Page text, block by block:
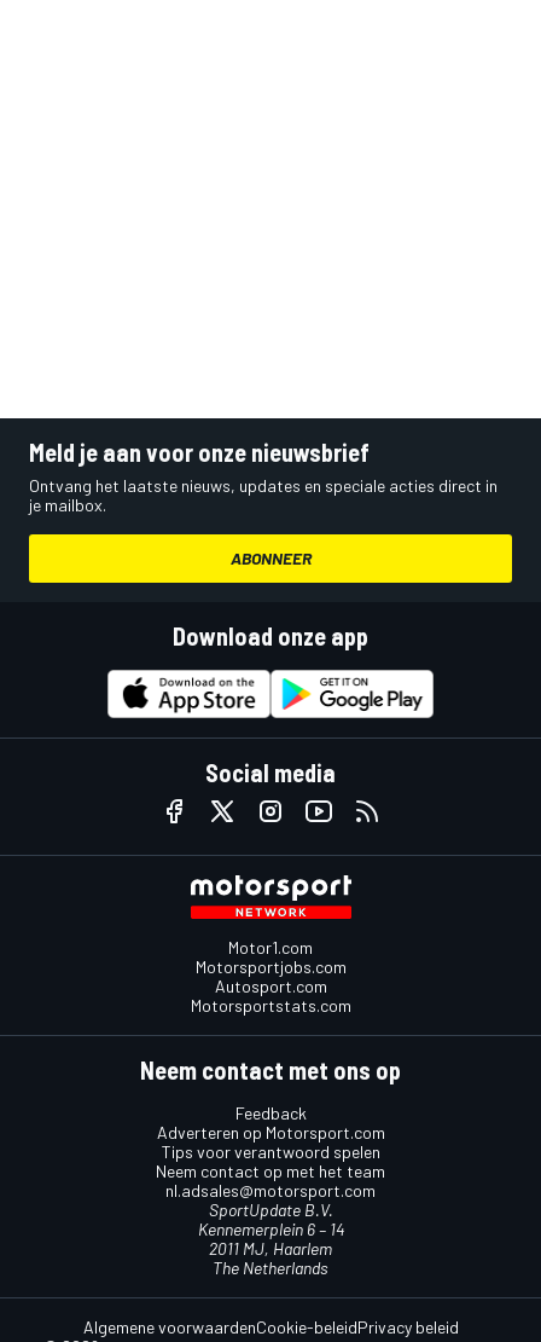
Meld je aan voor onze nieuwsbrief
Ontvang het laatste nieuws, updates en speciale acties direct in
je mailbox.
ABONNEER
Download onze app
Social media
Motor1.com
Motorsportjobs.com
Autosport.com
Motorsportstats.com
Neem contact met ons op
Feedback
Adverteren op Motorsport.com
Tips voor verantwoord spelen
Neem contact op met het team
nl.adsales@motorsport.com
SportUpdate B.V.
Kennemerplein 6 – 14
2011 MJ, Haarlem
The Netherlands
Algemene voorwaardenCookie-beleidPrivacy beleid